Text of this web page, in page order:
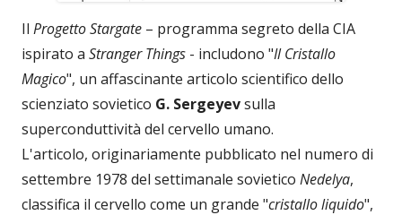
Il Progetto Stargate – programma segreto della CIA
ispirato a Stranger Things - includono "Il Cristallo
Magico", un affascinante articolo scientifico dello
scienziato sovietico G. Sergeyevsulla
superconduttività del cervello umano.
L'articolo, originariamente pubblicato nel numero di
settembre 1978 del settimanale sovietico Nedelya,
classifica il cervello come un grande "cristallo liquido",